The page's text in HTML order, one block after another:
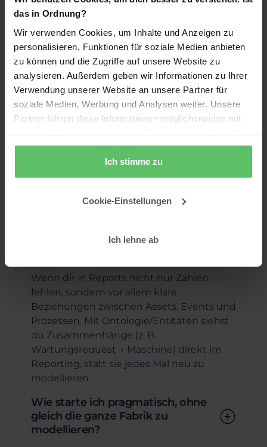
das in Ordnung?
Wir verwenden Cookies, um Inhalte und Anzeigen zu
personalisieren, Funktionen für soziale Medien anbieten
zu können und die Zugriffe auf unsere Website zu
analysieren. Außerdem geben wir Informationen zu Ihrer
Verwendung unserer Website an unsere Partner für
soziale Medien, Werbung und Analysen weiter. Unsere
Partner führen diese Informationen möglicherweise mit
haben oder die sie im Rahmen Ihrer Nutzung der Dienste
Ich stimme zu
Cookie-Einstellungen
Ich lehne ab
Pakete
Power BI Schulung: Praxisnah &
direkt umsetzbar
Power BI Beratung:
Dashboards, Reporting, ROI
Häufige Fragen
Power BI statt eines klassischen
Wenn dir in Reports nicht nur Zahlen
fehlen, sondern vor allem klare
Beziehungen zwischen Assets, Events und
Prozessen. Mit Ontologie/Entitäten siehst
du Zusammenhänge (z. B.
Wartungsrequest → Maschine) direkt im
Reporting, statt sie jedes Mal neu zu
modellieren.
Wie starte ich pragmatisch, ohne
gleich die ganze Fabrik zu
modellieren?